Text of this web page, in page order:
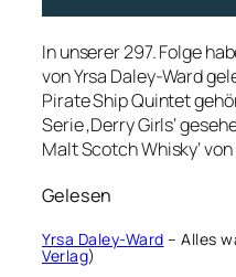
In unserer 297. Folge
von Yrsa Daley-Ward
Pirate Ship Quintet
Serie ‚Derry Girls‘
Malt Scotch Whisky‘
Gelesen
Yrsa Daley-Ward – Alles
Verlag)